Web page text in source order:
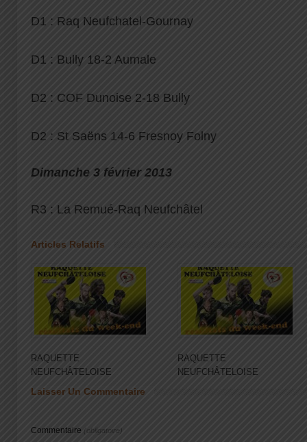
D1 : Raq Neufchatel-Gournay
D1 : Bully 18-2 Aumale
D2 : COF Dunoise 2-18 Bully
D2 : St Saëns 14-6 Fresnoy Folny
Dimanche 3 février 2013
R3 : La Remué-Raq Neufchâtel
Articles Relatifs
RAQUETTE
NEUFCHÂTELOISE
RAQUETTE
NEUFCHÂTELOISE
Laisser Un Commentaire
Commentaire (obligatoire)